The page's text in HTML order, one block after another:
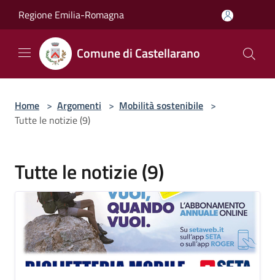
Regione Emilia-Romagna
Comune di Castellarano
Home > Argomenti > Mobilità sostenibile >
Tutte le notizie (9)
Tutte le notizie (9)